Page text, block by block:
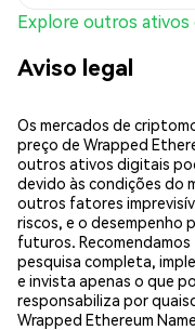
Explore outros ativos
Aviso legal
Os mercados de
preço de Wrapped
outros ativos digitais
devido às condições do
outros fatores
riscos, e o desempenho
futuros.
pesquisa completa,
e invista apenas o que
responsabiliza por
Wrapped Ethereum